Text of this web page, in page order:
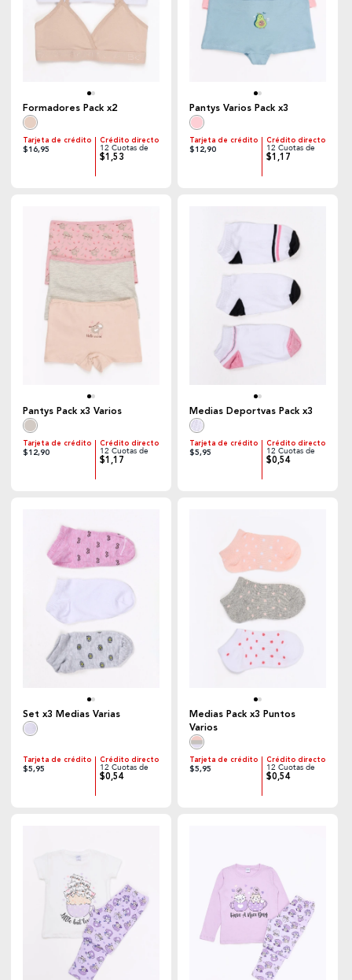
Formadores Pack x2
Tarjeta de crédito
$16,95
Crédito directo
12 Cuotas de
$1,53
Pantys Varios Pack x3
Tarjeta de crédito
$12,90
Crédito directo
12 Cuotas de
$1,17
Pantys Pack x3 Varios
Tarjeta de crédito
$12,90
Crédito directo
12 Cuotas de
$1,17
Medias Deportvas Pack x3
Tarjeta de crédito
$5,95
Crédito directo
12 Cuotas de
$0,54
Set x3 Medias Varias
Tarjeta de crédito
$5,95
Crédito directo
12 Cuotas de
$0,54
Medias Pack x3 Puntos
Varios
Tarjeta de crédito
$5,95
Crédito directo
12 Cuotas de
$0,54